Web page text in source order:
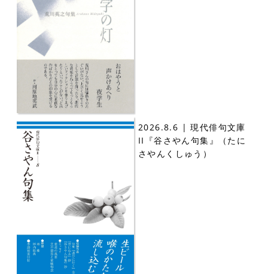
2026.8.6 | 現代俳句文庫
II『谷さやん句集』（たに
さやんくしゅう）